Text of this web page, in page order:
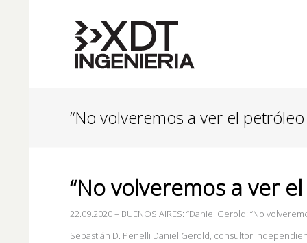
“No volveremos a ver el
“No volveremos a ver
22.09.2020 – BUENOS AIRES: “Daniel Gerold: “No
Sebastián D. Penelli Daniel Gerold, consultor